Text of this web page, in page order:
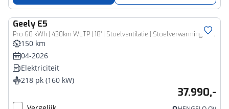
Geely E5
Pro 60 kWh | 430km WLTP | 18'' | Stoelventilatie | Stoelverwarming | 360 cam | Warmtepomp
150 km
04-2026
Elektriciteit
218 pk (160 kW)
37.990,-